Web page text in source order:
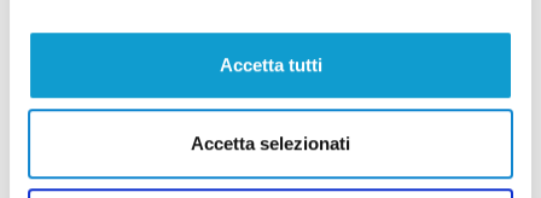
Accetta tutti
Accetta selezionati